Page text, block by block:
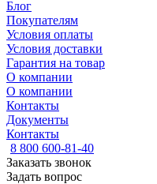
Блог
Покупателям
Условия оплаты
Условия доставки
Гарантия на товар
О компании
О компании
Контакты
Документы
Контакты
8 800 600-81-40
Заказать звонок
Задать вопрос